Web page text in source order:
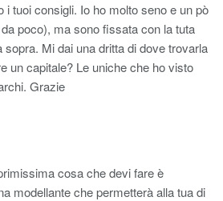
i tuoi consigli. Io ho molto seno e un pò
poco), ma sono fissata con la tuta
Mi dai una dritta di dove trovarla
un capitale? Le uniche che ho visto
Grazie
cosa che devi fare è
modellante che permetterà alla tua di